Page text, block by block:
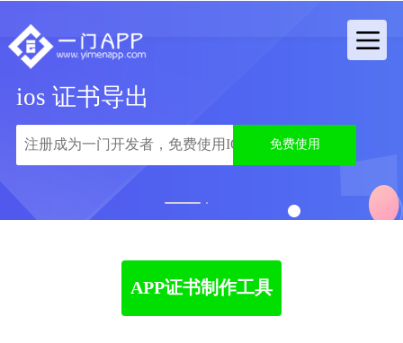
ios 证书导出
免费使用
APP证书制作工具